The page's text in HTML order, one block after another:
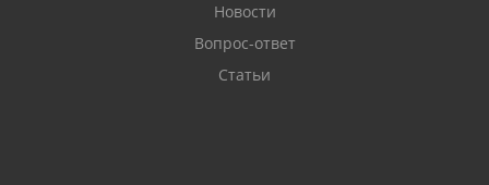
Новости
Вопрос-ответ
Статьи